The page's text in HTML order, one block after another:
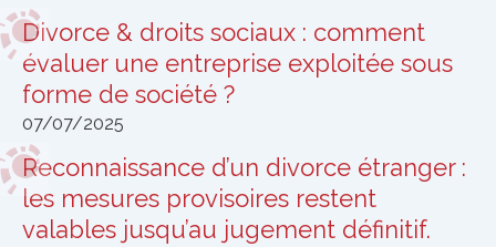
Divorce & droits sociaux : comment
évaluer une entreprise exploitée sous
forme de société ?
07/07/2025
Reconnaissance d’un divorce étranger :
les mesures provisoires restent
valables jusqu’au jugement définitif.